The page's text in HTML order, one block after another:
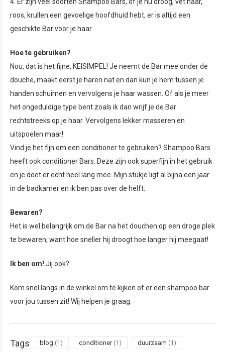
4. Er zijn veel soorten Shampoo Bars, of je nu droog, vet haar,
roos, krullen een gevoelige hoofdhuid hebt, er is altijd een
geschikte Bar voor je haar.
Hoe te gebruiken?
Nou, dat is het fijne, KEISIMPEL! Je neemt de Bar mee onder de
douche, maakt eerst je haren nat en dan kun je hem tussen je
handen schuimen en vervolgens je haar wassen. Of als je meer
het ongeduldige type bent zoals ik dan wrijf je de Bar
rechtstreeks op je haar. Vervolgens lekker masseren en
uitspoelen maar!
Vind je het fijn om een conditioner te gebruiken? Shampoo Bars
heeft ook conditioner Bars. Deze zijn ook superfijn in het gebruik
en je doet er echt heel lang mee. Mijn stukje ligt al bijna een jaar
in de badkamer en ik ben pas over de helft.
Bewaren?
Het is wel belangrijk om de Bar na het douchen op een droge plek
te bewaren, want hoe sneller hij droogt hoe langer hij meegaat!
Ik ben om! Jij ook?
Kom snel langs in de winkel om te kijken of er een shampoo bar
voor jou tussen zit! Wij helpen je graag.
Tags blog (1) conditioner (1) duurzaam (1)